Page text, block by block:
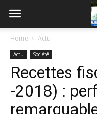
Home Actu
Actu Société
Recettes
-2018) :